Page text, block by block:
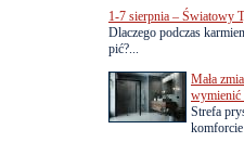
1-7 sierpnia – Światowy
Dlaczego podczas
pić?...
Mała
wymienić
Strefa
komforcie